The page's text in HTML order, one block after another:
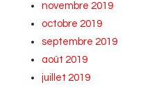
novembre 2019
octobre 2019
septembre 2019
août 2019
juillet 2019